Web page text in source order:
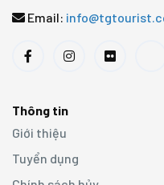
Email:
Thông tin
Giới thiệu
Tuyển dụng